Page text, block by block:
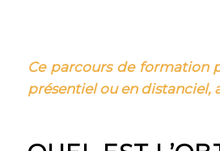
Ce parcours de formation
présentiel ou en distanciel,